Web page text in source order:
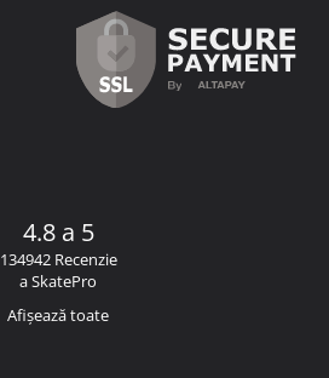
4.8 a 5
134942 Recenzie
a SkatePro
Afișează toate